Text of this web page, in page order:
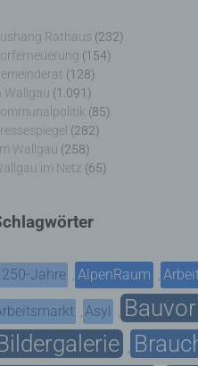
Rathaus (232)
(154)
(128)
Wallgau (1.091)
(85)
(282)
Wallgau (258)
im Netz (65)
Jahre , AlpenRaum ,
, Asyl ,
,